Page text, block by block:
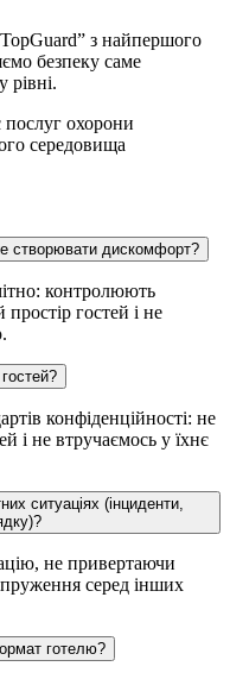
з найпершого
безпеку саме
охорони
середовища
створювати дискомфорт?
контролюють
гостей і не
конфіденційності: не
і не втручаємось у їхнє
ситуаціях (інциденти,
не привертаючи
серед інших
готелю?